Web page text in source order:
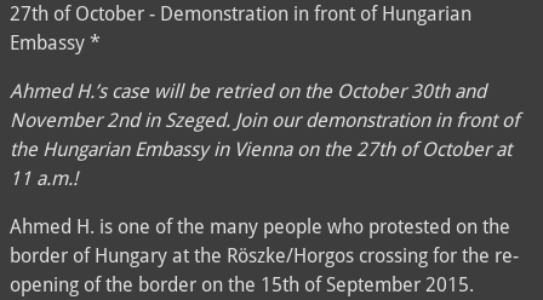
27th of October - Demonstration in front of Hungarian
Embassy *
Ahmed H.’s case will be retried on the October 30th and
November 2nd in Szeged. Join our demonstration in front of
the Hungarian Embassy in Vienna on the 27th of October at
11 a.m.!
Ahmed H. is one of the many people who protested on the
border of Hungary at the Röszke/Horgos crossing for the re-
opening of the border on the 15th of September 2015.